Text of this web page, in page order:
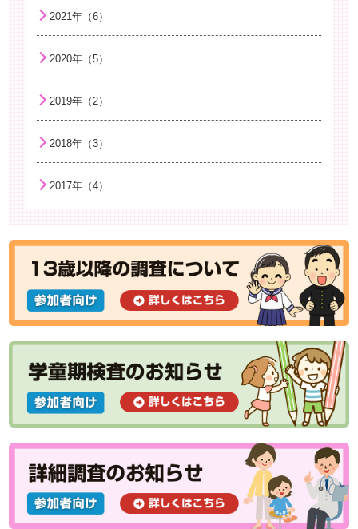
2021年（6）
2020年（5）
2019年（2）
2018年（3）
2017年（4）